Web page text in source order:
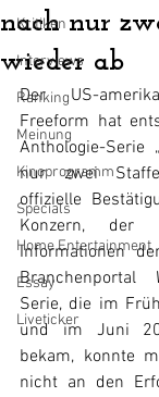
Kritiken
Interviews
Ranking
Meinung
Kinoprogramm
Specials
Home Entertainment
Essay
Liveticker
nach nur
wieder ab
Der US-
Freeform hat
Anthologie-Serie
nur zwei
offizielle
Konzern, der
Informationen
Branchenportal
Serie, die im
und im Juni
bekam, konnte
nicht an den